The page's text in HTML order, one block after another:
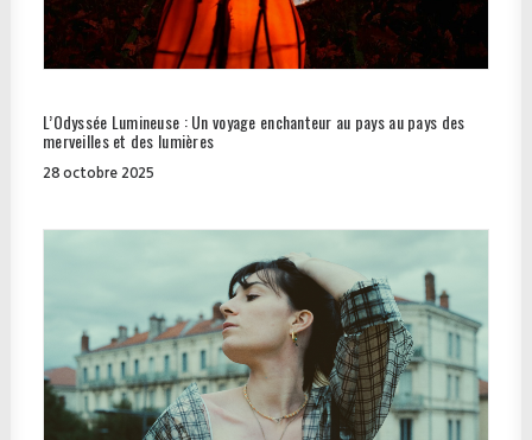
L’Odyssée Lumineuse : Un voyage enchanteur au pays au pays des
merveilles et des lumières
28 octobre 2025